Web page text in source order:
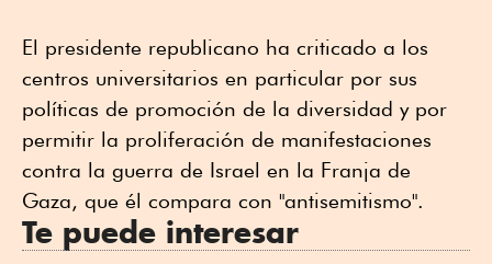
El presidente republicano ha criticado a los
centros universitarios en particular por sus
políticas de promoción de la diversidad y por
permitir la proliferación de manifestaciones
contra la guerra de Israel en la Franja de
Gaza, que él compara con "antisemitismo".
Te puede interesar